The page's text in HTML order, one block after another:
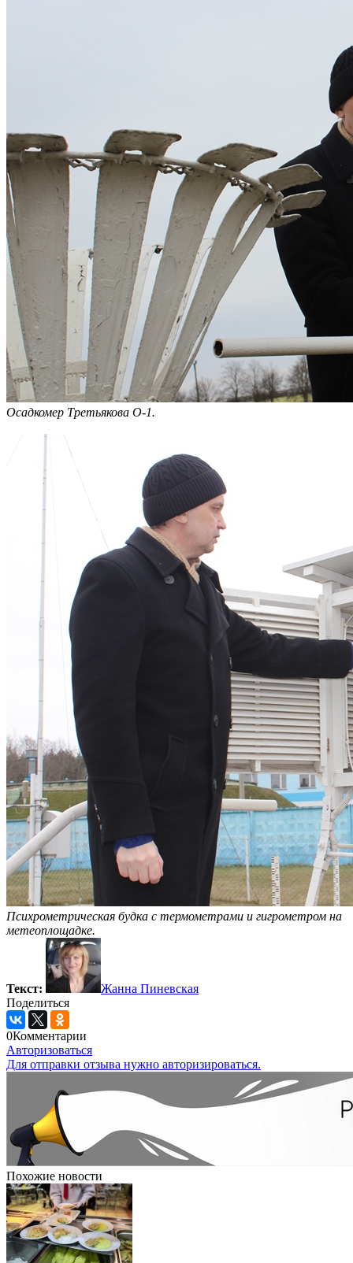
Осадкомер Третьякова О-1.
Психрометрическая будка с термометрами и гигрометром на
метеоплощадке.
Текст:
Жанна Пиневская
Поделиться
0Комментарии
Авторизоваться
Для отправки отзыва нужно авторизироваться.
Похожие новости